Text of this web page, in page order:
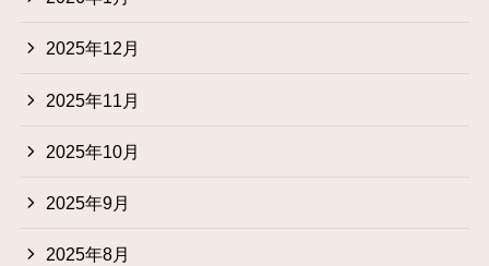
2025年12月
2025年11月
2025年10月
2025年9月
2025年8月